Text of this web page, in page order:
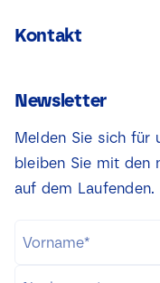
Kontakt
Newsletter
Melden Sie sich für
bleiben Sie mit den
auf dem Laufenden.